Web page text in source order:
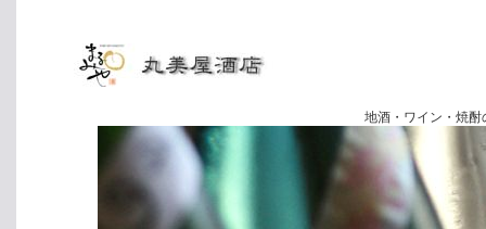
地酒・ワイン・焼酎の専門店